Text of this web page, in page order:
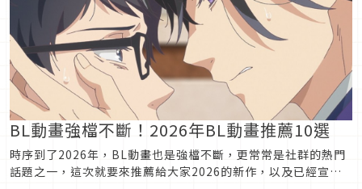
BL動畫強檔不斷！2026年BL動畫推薦10選
時序到了2026年，BL動畫也是強檔不斷，更常常是社群的熱門
話題之一，這次就要來推薦給大家2026的新作，以及已經宣布